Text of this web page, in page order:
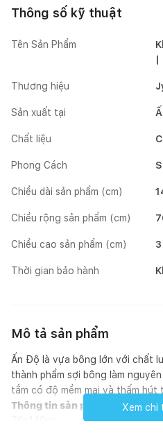
Thông số kỹ thuật
Tên Sản Phẩm
Thương hiệu
Sản xuất tại
Chất liệu
Phong Cách
Chiều dài sản phẩm (cm)
Chiều rộng sản phẩm (cm)
Chiều cao sản phẩm (cm) 3
Thời gian bảo hành
Mô tả sản phẩm
Ấn Độ là vựa bông lớn với chất
thành phẩm sợi bông làm
tắm có độ mềm mại và thấm hút
Thông tin sản phẩm
Khăn tắm
Xem chi